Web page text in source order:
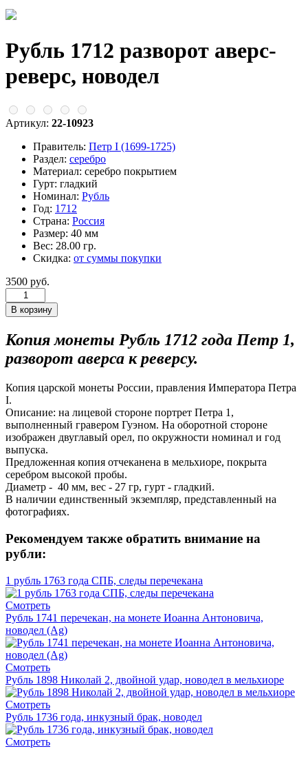
Рубль 1712 разворот аверс-
реверс, новодел
Артикул: 22-10923
Правитель: Петр I (1699-1725)
Раздел: серебро
Материал: серебро покрытием
Гурт: гладкий
Номинал: Рубль
Год: 1712
Страна: Россия
Размер: 40 мм
Вес: 28.00 гр.
Скидка: от суммы покупки
3500 руб.
Копия монеты Рубль 1712 года Петр 1,
разворот аверса к реверсу.
Копия царской монеты России, правления Императора Петра
I.
Описание: на лицевой стороне портрет Петра 1,
выполненный гравером Гуэном. На оборотной стороне
изображен двуглавый орел, по окружности номинал и год
выпуска.
Предложенная копия отчеканена в мельхиоре, покрыта
серебром высокой пробы.
Диаметр - 40 мм, вес - 27 гр, гурт - гладкий.
В наличии единственный экземпляр, представленный на
фотографиях.
Рекомендуем также обратить внимание на
рубли:
1 рубль 1763 года СПБ, следы перечекана
Смотреть
Рубль 1741 перечекан, на монете Иоанна Антоновича,
новодел (Ag)
Смотреть
Рубль 1898 Николай 2, двойной удар, новодел в мельхиоре
Смотреть
Рубль 1736 года, инкузный брак, новодел
Смотреть